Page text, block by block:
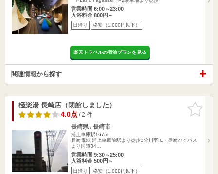
営業時間 6:00～23:00
入浴料金 800円～
日帰り 格安（1,000円以下）
楽天トラベルの宿泊プランを見る
関連情報から探す
お気に入
りに追加
極楽湯 長崎店（閉館しました）
4.0点/ 2 件
長崎県 / 長崎市
浦上車庫駅167m
長崎電鉄 浦上車庫前駅より徒歩3分川平IC・長崎バイパス
より国道34…
営業時間 9:30～25:00
入浴料金 500円～
日帰り 格安（1,000円以下）